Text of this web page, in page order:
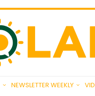
NEWSLETTER WEEKLY